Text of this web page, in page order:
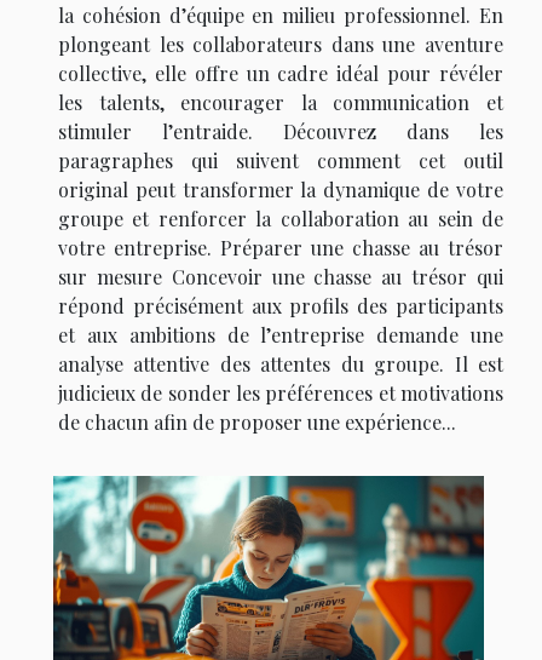
la cohésion d’équipe en milieu professionnel. En
plongeant les collaborateurs dans une aventure
collective, elle offre un cadre idéal pour révéler
les talents, encourager la communication et
stimuler l’entraide. Découvrez dans les
paragraphes qui suivent comment cet outil
original peut transformer la dynamique de votre
groupe et renforcer la collaboration au sein de
votre entreprise. Préparer une chasse au trésor
sur mesure Concevoir une chasse au trésor qui
répond précisément aux profils des participants
et aux ambitions de l’entreprise demande une
analyse attentive des attentes du groupe. Il est
judicieux de sonder les préférences et motivations
de chacun afin de proposer une expérience...